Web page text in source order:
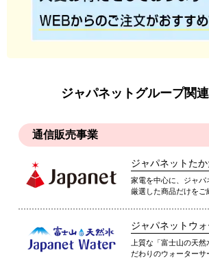
ジャパネットグループ関
通信販売事業
ジャパネットた
家電を中心に、ジャパ
厳選した商品だけをご
ジャパネットウ
上質な「富士山の天然
だわりのウォーターサ